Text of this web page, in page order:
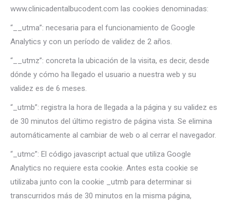
www.clinicadentalbucodent.com las cookies denominadas:
“__utma”: necesaria para el funcionamiento de Google
Analytics y con un período de validez de 2 años.
“__utmz”: concreta la ubicación de la visita, es decir, desde
dónde y cómo ha llegado el usuario a nuestra web y su
validez es de 6 meses.
“_utmb”: registra la hora de llegada a la página y su validez es
de 30 minutos del último registro de página vista. Se elimina
automáticamente al cambiar de web o al cerrar el navegador.
“_utmc”: El código javascript actual que utiliza Google
Analytics no requiere esta cookie. Antes esta cookie se
utilizaba junto con la cookie _utmb para determinar si
transcurridos más de 30 minutos en la misma página,